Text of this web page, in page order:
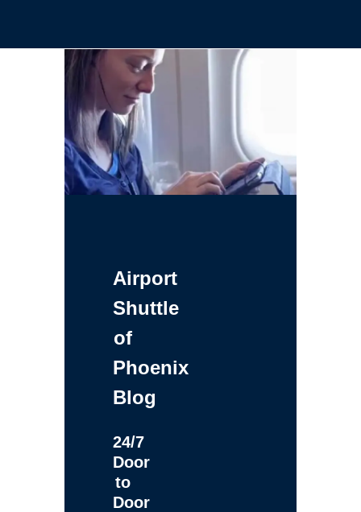
Airport
Shuttle
of
Phoenix
Blog
24/7
Door
to
Door